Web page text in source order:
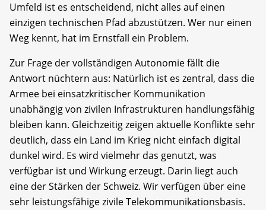
Umfeld ist es entscheidend, nicht alles auf einen
einzigen technischen Pfad abzustützen. Wer nur einen
Weg kennt, hat im Ernstfall ein Problem.
Zur Frage der vollständigen Autonomie fällt die
Antwort nüchtern aus: Natürlich ist es zentral, dass die
Armee bei einsatzkritischer Kommunikation
unabhängig von zivilen Infrastrukturen handlungsfähig
bleiben kann. Gleichzeitig zeigen aktuelle Konflikte sehr
deutlich, dass ein Land im Krieg nicht einfach digital
dunkel wird. Es wird vielmehr das genutzt, was
verfügbar ist und Wirkung erzeugt. Darin liegt auch
eine der Stärken der Schweiz. Wir verfügen über eine
sehr leistungsfähige zivile Telekommunikationsbasis.